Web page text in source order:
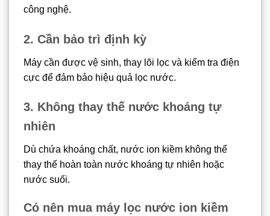
công nghệ.
2. Cần bảo trì định kỳ
Máy cần được vệ sinh, thay lõi lọc và kiểm tra điện
cực để đảm bảo hiệu quả lọc nước.
3. Không thay thế nước khoáng tự
nhiên
Dù chứa khoáng chất, nước ion kiềm không thể
thay thế hoàn toàn nước khoáng tự nhiên hoặc
nước suối.
Có nên mua máy lọc nước ion kiềm